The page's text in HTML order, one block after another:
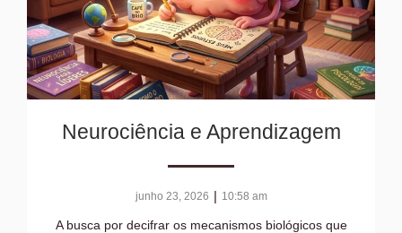
Neurociência e Aprendizagem
junho 23, 2026 | 10:58 am
A busca por decifrar os mecanismos biológicos que